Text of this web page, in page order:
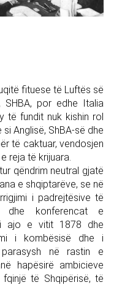
fituese të Luftës së
SHBA, por edhe Italia
të fundit nuk kishin rol
Anglisë, ShBA-së dhe
të caktuar, vendosjen
reja të krijuara.
qëndrim neutral gjatë
e shqiptarëve, se në
i padrejtësive të
dhe konferencat e
ajo e vitit 1878 dhe
i kombësisë dhe i
në rastin e
hapësirë ambicieve
të Shqipërisë, të